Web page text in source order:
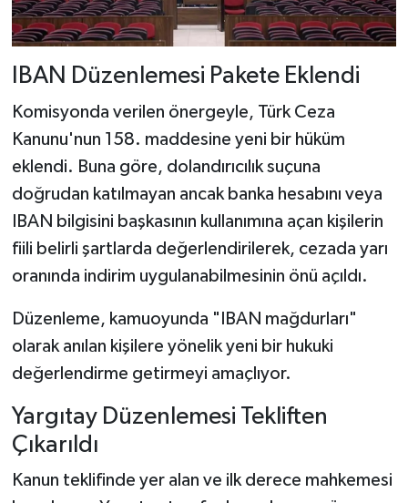
IBAN Düzenlemesi Pakete Eklendi
Komisyonda verilen önergeyle, Türk Ceza
Kanunu'nun 158. maddesine yeni bir hüküm
eklendi. Buna göre, dolandırıcılık suçuna
doğrudan katılmayan ancak banka hesabını veya
IBAN bilgisini başkasının kullanımına açan kişilerin
fiili belirli şartlarda değerlendirilerek, cezada yarı
oranında indirim uygulanabilmesinin önü açıldı.
Düzenleme, kamuoyunda "IBAN mağdurları"
olarak anılan kişilere yönelik yeni bir hukuki
değerlendirme getirmeyi amaçlıyor.
Yargıtay Düzenlemesi Tekliften
Çıkarıldı
Kanun teklifinde yer alan ve ilk derece mahkemesi